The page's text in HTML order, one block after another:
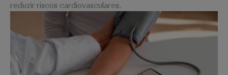
reduzir riscos cardiovasculares.